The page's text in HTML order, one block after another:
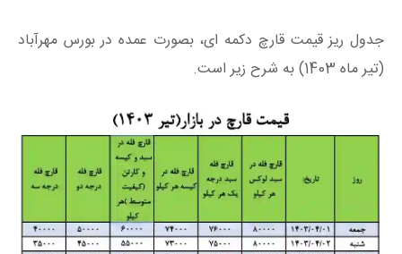
جدول ریز قیمت قارچ دکمه ای، بصورت عمده در بورس مهرآباد
(تیر ماه 1403) به شرح زیر است.